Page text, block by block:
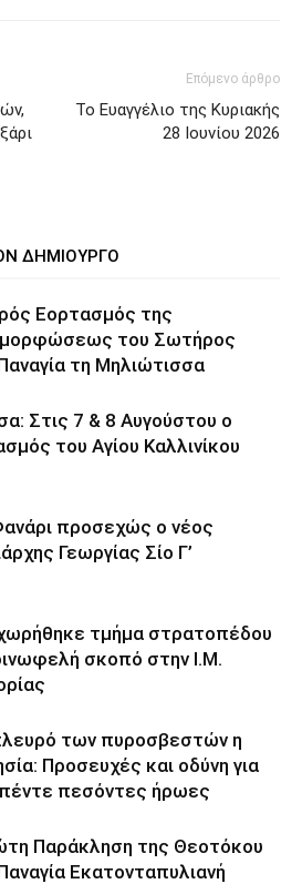
Επόμενο άρθρο
Το Ευαγγέλιο της Κυριακής
28 Ιουνίου 2026
ΔΗΜΙΟΥΡΓΟ
Εορτασμός της
του Σωτήρος
τη Μηλιώτισσα
Στις 7 & 8 Αυγούστου ο
του Αγίου Καλλινίκου
προσεχώς ο νέος
Γεωργίας Σίο Γ’
τμήμα στρατοπέδου
σκοπό στην Ι.Μ.
των πυροσβεστών η
Προσευχές και οδύνη για
πεσόντες ήρωες
Παράκληση της Θεοτόκου
Εκατονταπυλιανή